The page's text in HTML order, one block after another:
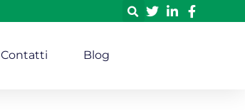
Contatti Blog